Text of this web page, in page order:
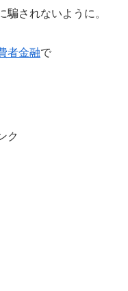
されないように。
者金融で
ク